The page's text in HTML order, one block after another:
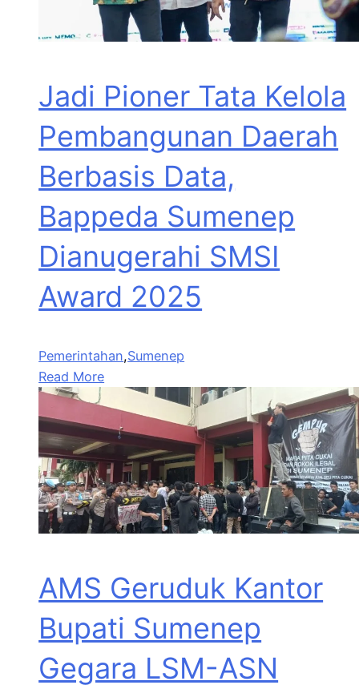
Jadi Pioner Tata Kelola
Pembangunan Daerah
Berbasis Data,
Bappeda Sumenep
Dianugerahi SMSI
Award 2025
Pemerintahan,Sumenep
Read More
AMS Geruduk Kantor
Bupati Sumenep
Gegara LSM-ASN